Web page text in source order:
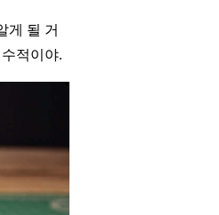
게 될 거
적이야.